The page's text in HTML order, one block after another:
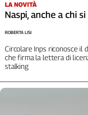
Lavoro
Territori
Abruzzo-
Molise
Alto
Adige
LA NOVITÀ
Naspi, anche a chi
Circolare Inps riconosce il
che firma la lettera di
stalking
ROBERTA LISI